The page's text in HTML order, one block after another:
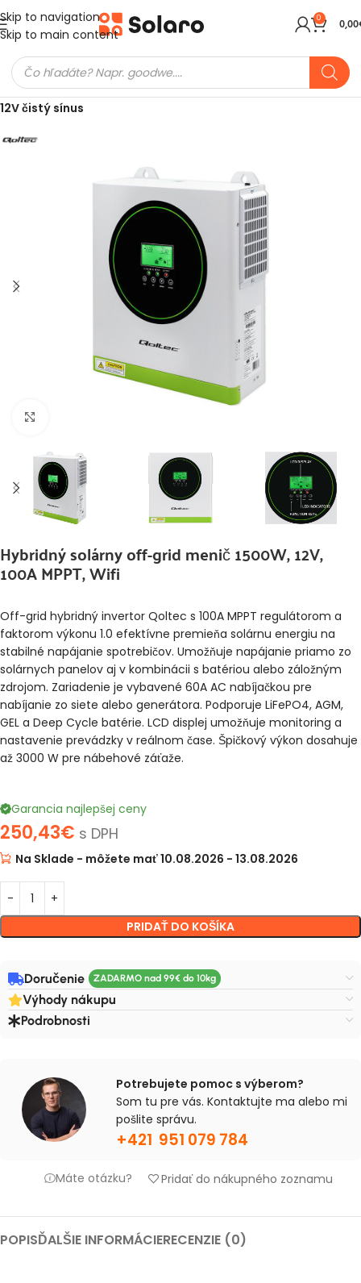
Skip to navigation
Skip to main content
0 0,00
Domov Meniče a batérie Ostrovné meniče (Off-Grid)
12V čistý sínus
Hybridný solárny off-grid menič 1500W, 12V,
100A MPPT, Wifi
Off-grid hybridný invertor Qoltec s 100A MPPT regulátorom a
faktorom výkonu 1.0 efektívne premieňa solárnu energiu na
stabilné napájanie spotrebičov. Umožňuje napájanie priamo zo
solárnych panelov aj v kombinácii s batériou alebo záložným
zdrojom. Zariadenie je vybavené 60A AC nabíjačkou pre
nabíjanie zo siete alebo generátora. Podporuje LiFePO4, AGM,
GEL a Deep Cycle batérie. LCD displej umožňuje monitoring a
nastavenie prevádzky v reálnom čase. Špičkový výkon dosahuje
až 3000 W pre nábehové záťaže.
Garancia najlepšej ceny
250,43€ s DPH
Na Sklade - môžete mať 10.08.2026 - 13.08.2026
PRIDAŤ DO KOŠÍKA
Doručenie
Výhody nákupu
Podrobnosti
Potrebujete pomoc s výberom?
Som tu pre vás. Kontaktujte ma alebo mi
pošlite správu.
+421 951 079 784
Máte otázku? Pridať do nákupného zoznamu
POPISĎALŠIE INFORMÁCIERECENZIE (0)